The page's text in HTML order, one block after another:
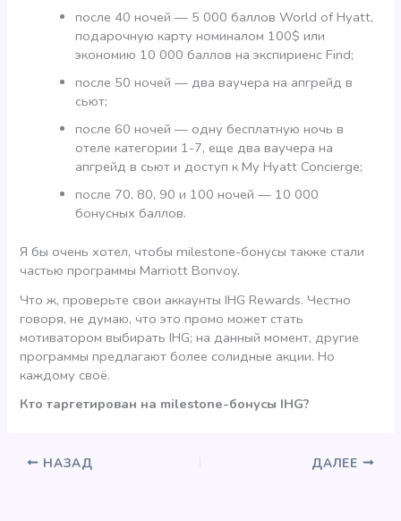
после 40 ночей — 5 000 баллов World of Hyatt,
подарочную карту номиналом 100$ или
экономию 10 000 баллов на экспириенс Find;
после 50 ночей — два ваучера на апгрейд в
сьют;
после 60 ночей — одну бесплатную ночь в
отеле категории 1-7, еще два ваучера на
апгрейд в сьют и доступ к My Hyatt Concierge;
после 70, 80, 90 и 100 ночей — 10 000
бонусных баллов.
Я бы очень хотел, чтобы milestone-бонусы также стали
частью программы Marriott Bonvoy.
Что ж, проверьте свои аккаунты IHG Rewards. Честно
говоря, не думаю, что это промо может стать
мотиватором выбирать IHG; на данный момент, другие
программы предлагают более солидные акции. Но
каждому своё.
Кто таргетирован на milestone-бонусы IHG?
НАЗАД ДАЛЕЕ